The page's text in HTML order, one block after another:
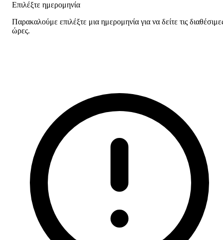
Επιλέξτε ημερομηνία
Παρακαλούμε επιλέξτε μια ημερομηνία για να δείτε τις
ώρες.